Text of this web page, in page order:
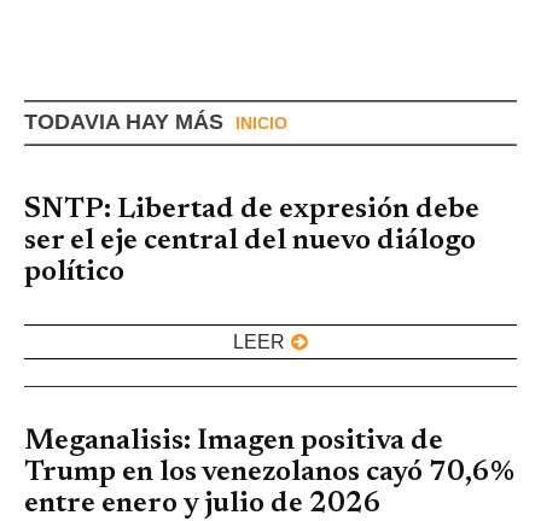
TODAVIA HAY MÁS INICIO
SNTP: Libertad de expresión debe
ser el eje central del nuevo diálogo
político
LEER
Meganalisis: Imagen positiva de
Trump en los venezolanos cayó 70,6%
entre enero y julio de 2026